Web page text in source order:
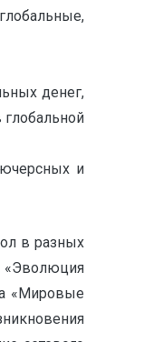
денег,
и
в разных
«Эволюция
«Мировые